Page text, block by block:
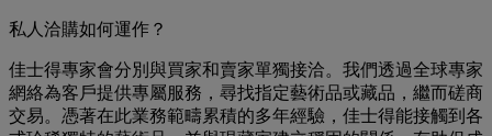
私人洽購如何運作？
佳士得專家會分別與買家和賣家單獨接洽。我們透過全球專家
網絡為客戶提供專屬服務，尋找指定藝術品或藏品，繼而磋商
交易。憑著在此業務範疇累積的多年經驗，佳士得能接觸到各